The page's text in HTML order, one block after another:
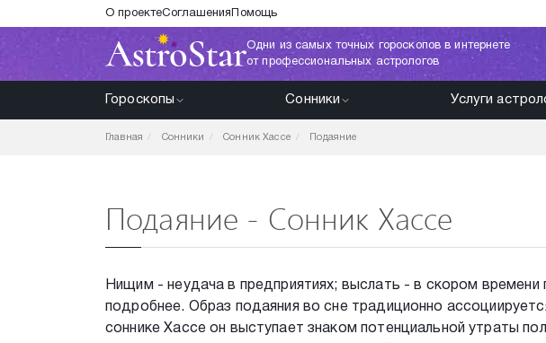
О проектеСоглашения Помощь
Одни из самых точных гороскопов в интернете
от профессиональных астрологов
Гороскопы Сонники Услуги
Главная Сонники Сонник Хассе Подаяние
Подаяние - Сонник Хассе
Нищим - неудача в предприятиях; выслать - в скором
подробнее. Образ подаяния во сне традиционно
соннике Хассе он выступает знаком потенциальной утраты